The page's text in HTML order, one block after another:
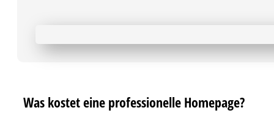
Was kostet eine professionelle Homepage?